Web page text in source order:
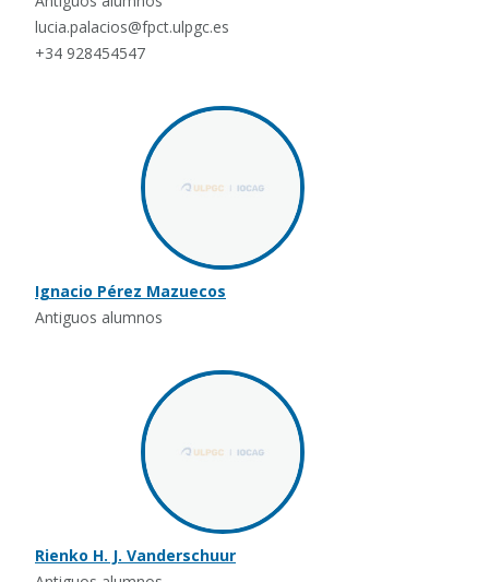
lucia.palacios@fpct.ulpgc.es
+34 928454547
Ignacio Pérez Mazuecos
Antiguos alumnos
Rienko H. J. Vanderschuur